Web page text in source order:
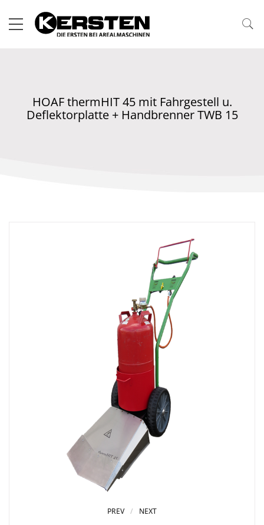
HOAF thermHIT 45 mit Fahrgestell u.
Deflektorplatte + Handbrenner TWB 15
PREV NEXT